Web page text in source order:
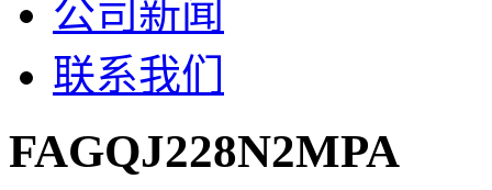
公司新闻
联系我们
FAGQJ228N2MPA